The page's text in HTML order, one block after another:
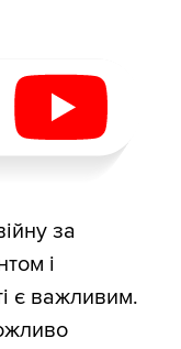
за
і
є важливим.